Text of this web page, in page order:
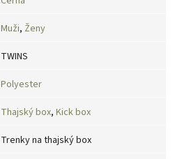
Muži, Ženy
TWINS
Polyester
Thajský box, Kick box
Trenky na thajský box